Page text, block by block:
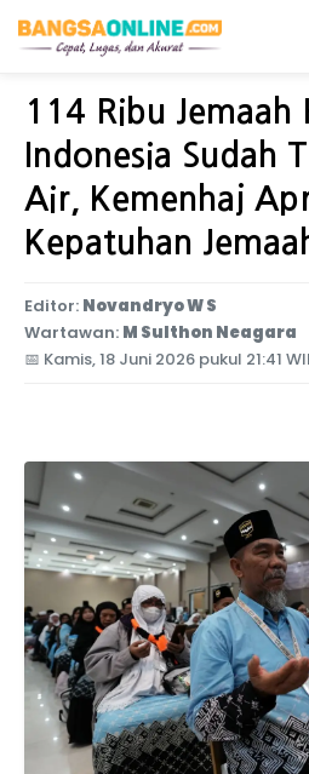
Home Internasional
114 Ribu Jemaah
Indonesia Sudah
Air, Kemenhaj
Kepatuhan
Editor: Novandryo W S
Wartawan: M Sulthon Neagara
📅 Kamis, 18 Juni 2026 pukul 21:41